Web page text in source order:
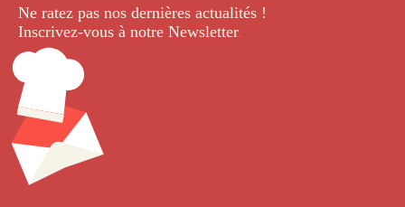
Ne ratez pas nos dernières actualités !
Inscrivez-vous à notre Newsletter.